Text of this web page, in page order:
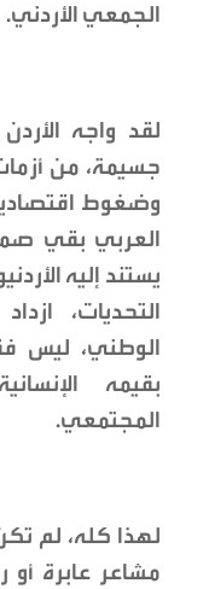
الجمعي الأردني.
لقد واجه
جسيمة، من
وضغوط
العربي بقي
يستند إليه
التحديات،
الوطني، ليس
بقيمه
المجتمعي.
لهذا كله، لم
مشاعر عابرة